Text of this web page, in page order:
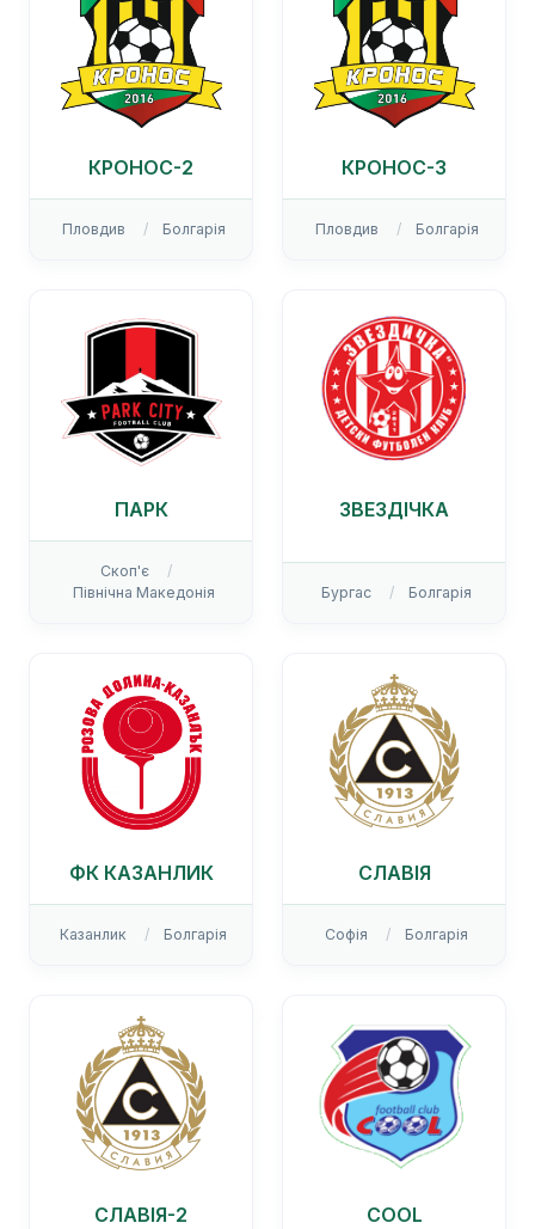
КРОНОС-2
Пловдив Болгарія
КРОНОС-3
Пловдив Болгарія
ПАРК
Скоп'є
Північна Македонія
ЗВЕЗДІЧКА
Бургас Болгарія
ФК КАЗАНЛИК
Казанлик Болгарія
СЛАВІЯ
Софія Болгарія
СЛАВІЯ-2 COOL